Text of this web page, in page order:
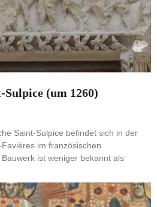
(um 1260)
Saint-Sulpice befindet sich in der
im französischen
ist weniger bekannt als